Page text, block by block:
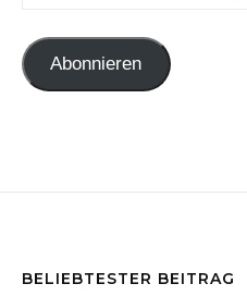
Abonnieren
BELIEBTESTER BEITRAG